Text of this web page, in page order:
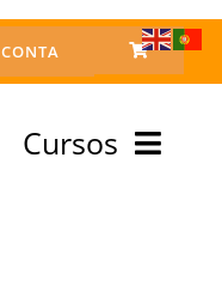
CONTA
Cursos